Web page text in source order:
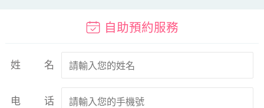
自助預約服務
姓名
电话